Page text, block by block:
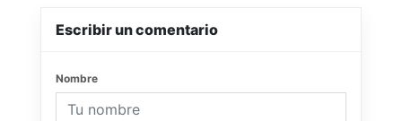
Escribir un comentario
Nombre